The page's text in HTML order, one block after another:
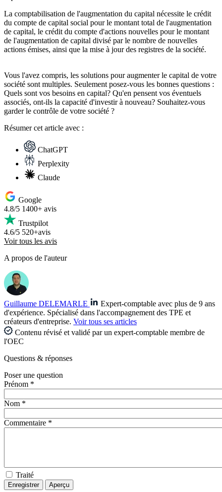
La comptabilisation de l'augmentation du capital nécessite le crédit
du compte de capital social pour le montant total de l'augmentation
de capital, le crédit du compte d'actions nouvelles pour le montant
de l'augmentation de capital divisé par le nombre de nouvelles
actions émises, ainsi que la mise à jour des registres de la société.
Vous l'avez compris, les solutions pour augmenter le capital de votre
société sont multiples. Seulement posez-vous les bonnes questions :
Quels sont vos besoins en capital? Qu'en pensent vos éventuels
associés, ont-ils la capacité d'investir à nouveau? Souhaitez-vous
garder le contrôle de votre société ?
Résumercet article avec :
ChatGPT
Perplexity
Claude
Google
4.8/5 1400+ avis
Trustpilot
4.6/5 520+avis
Voir tous les avis
A propos de l'auteur
Guillaume DELEMARLE
Expert-comptable avec plus de 9 ans
d'expérience. Spécialisé dans l'accompagnement des TPE et
créateurs d'entreprise. Voir tous ses articles
Contenu révisé et validé par un expert-comptable membre de
l'OEC
Questions & réponses
Poser une question
Prénom *
Nom *
Commentaire *
Traité